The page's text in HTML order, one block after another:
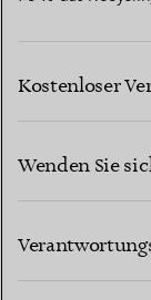
Kostenloser
Wenden Sie